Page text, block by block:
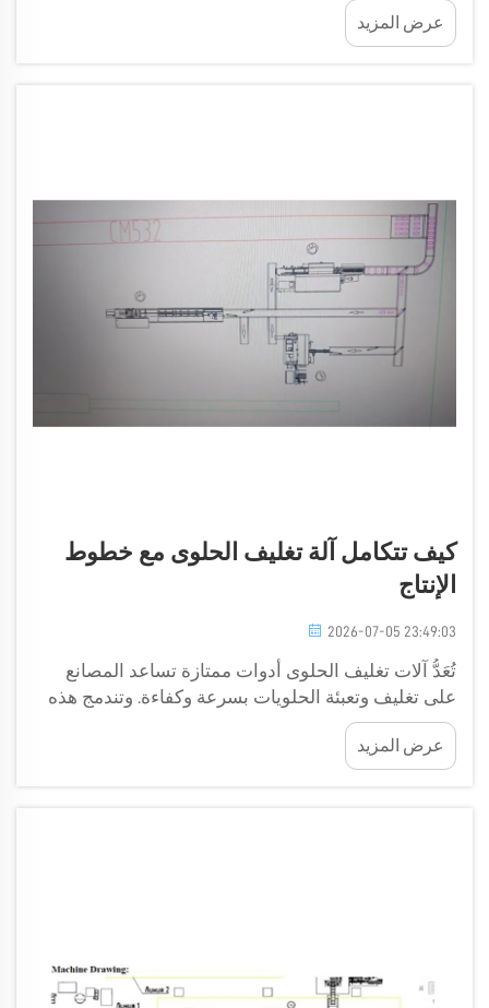
حيث تتعاون آلات مختلفة مع العمال لإنتاج الشوكولاتة.
وبعد إعداد الشوكولاتة، فإنها تحتاج...
عرض المزيد
كيف تتكامل آلة تغليف الحلوى مع خطوط
الإنتاج
2026-07-05 23:49:03
تُعَدُّ آلات تغليف الحلوى أدوات ممتازة تساعد المصانع
على تغليف وتعبئة الحلويات بسرعة وكفاءة. وتندمج هذه
الآلات بسلاسة في خط الإنتاج، أي في المراحل التي يمر
بها المنتج من بدايته إلى نهايته. وعند التفكير في مصنع
للحلويات، فإنه لا يقتصر فقط على صنع...
عرض المزيد